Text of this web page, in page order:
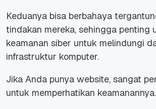
Keduanya bisa berbahaya
tindakan mereka, sehingga penting
keamanan siber untuk melindungi
infrastruktur komputer.
Jika Anda punya website, sangat
untuk memperhatikan keamanannya.